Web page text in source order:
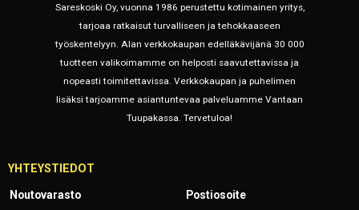
Sareskoski Oy, vuonna 1986 perustettu kotimainen yritys,
tarjoaa ratkaisut turvalliseen ja tehokkaaseen
työskentelyyn. Alan verkkokaupan edelläkävijänä 30 000
tuotteen valikoimamme on helposti saavutettavissa ja
nopeasti toimitettavissa. Verkkokaupan ja puhelimen
lisäksi tarjoamme asiantuntevaa palveluamme Vantaan
Tuupakassa. Tervetuloa!
YHTEYSTIEDOT
Noutovarasto Postiosoite